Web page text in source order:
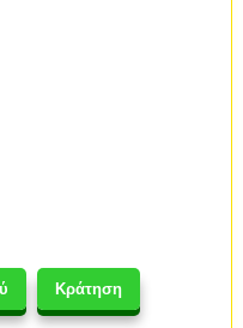
Κράτηση